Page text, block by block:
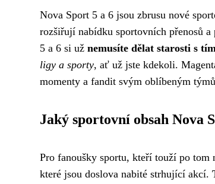
Nova Sport 5 a 6 jsou zbrusu nové
rozšiřují nabídku sportovních přenosů
5 a 6 si už nemusíte dělat starosti s
ligy a sporty, ať už jste kdekoli.
momenty a fandit svým oblíbeným
Jaký sportovní obsah Nova
Pro fanoušky sportu, kteří touží po tom
které jsou doslova nabité strhující akcí.